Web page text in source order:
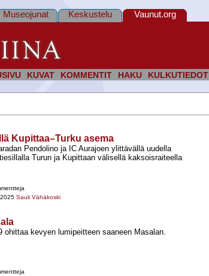
KUVAT KOMMENTIT HAKU KULKUTIEDOT
Museojunat Keskustelu Vaunut.org
Kupittaa–Turku asema
Pendolino ja IC Aurajoen ylittävällä uudella
Turun ja Kupittaan välisellä kaksoisraiteella
Sauli Vähäkoski
ohittaa kevyen lumipeitteen saaneen Masalan.